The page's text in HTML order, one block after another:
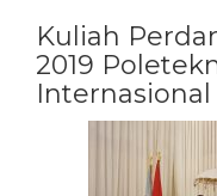
Kuliah
2019
Internasional